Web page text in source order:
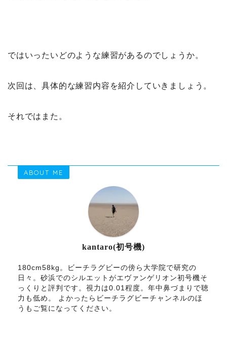
ではいったいどのような練習があるのでしょうか。
次回は、具体的な練習内容を紹介していきましょう。
それではまた。
ABOUT ME
kantaro(初号機)
180cm58kg。ビーチラグビーの傍ら大学院で研究の
日々。砂浜でのシルエットがエヴァンゲリオン初号機そ
っくりと評判です。視力は0.01程度。年中鼻づまりで聴
力も低め。 よかったらビーチラグビーチャンネルのほ
うもご覧になってください。